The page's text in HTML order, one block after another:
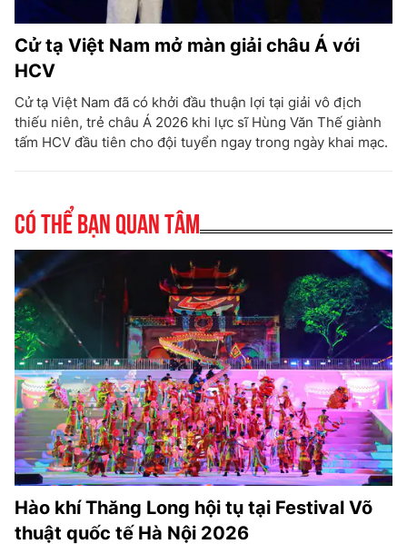
Cử tạ Việt Nam mở màn giải châu Á với
HCV
Cử tạ Việt Nam đã có khởi đầu thuận lợi tại giải vô địch
thiếu niên, trẻ châu Á 2026 khi lực sĩ Hùng Văn Thế giành
tấm HCV đầu tiên cho đội tuyển ngay trong ngày khai mạc.
Có thể bạn quan tâm
Hào khí Thăng Long hội tụ tại Festival Võ
thuật quốc tế Hà Nội 2026